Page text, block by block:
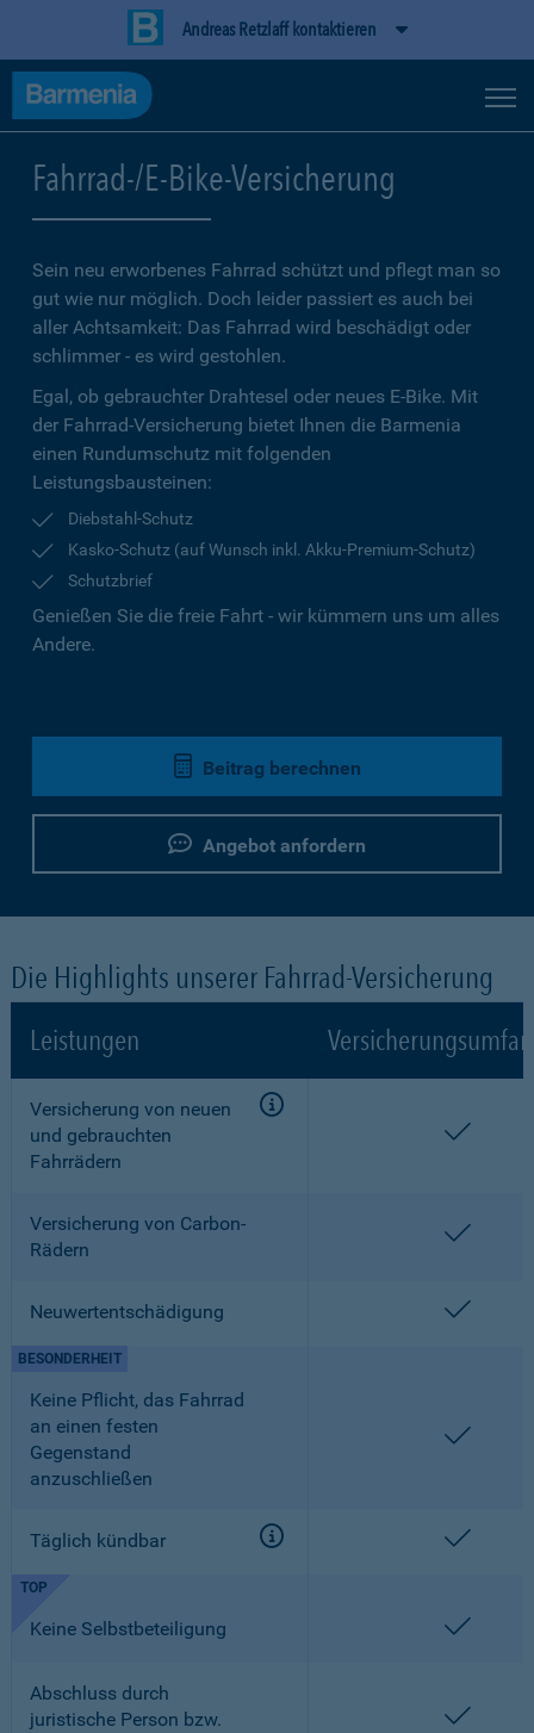
Andreas Retzlaff kontaktieren
Fahrrad-/E-Bike-Versicherung
Sein neu erworbenes Fahrrad schützt und pflegt man so
gut wie nur möglich. Doch leider passiert es auch bei
aller Achtsamkeit: Das Fahrrad wird beschädigt oder
schlimmer - es wird gestohlen.
Egal, ob gebrauchter Drahtesel oder neues E-Bike. Mit
der Fahrrad-Versicherung bietet Ihnen die Barmenia
einen Rundumschutz mit folgenden
Leistungsbausteinen:
Diebstahl-Schutz
Kasko-Schutz (auf Wunsch inkl. Akku-Premium-Schutz)
Schutzbrief
Genießen Sie die freie Fahrt - wir kümmern uns um alles
Andere.
Beitrag berechnen
Angebot anfordern
Die Highlights unserer Fahrrad-Versicherung
Leistungen
Versicherung von neuen
und gebrauchten
Fahrrädern
Versicherung von Carbon-
Rädern
Neuwertentschädigung
Keine Pflicht, das Fahrrad
an einen festen
Gegenstand
anzuschließen
BESONDERHEIT
Täglich kündbar
TOP
Keine Selbstbeteiligung
Abschluss durch
juristische Person bzw.